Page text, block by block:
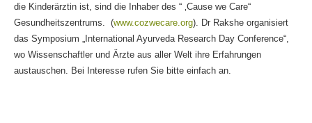
die Kinderärztin ist, sind die Inhaber des “ ‚Cause we Care“
Gesundheitszentrums. (www.cozwecare.org). Dr Rakshe organisiert
das Symposium „International Ayurveda Research Day Conference“,
wo Wissenschaftler und Ärzte aus aller Welt ihre Erfahrungen
austauschen. Bei Interesse rufen Sie bitte einfach an.